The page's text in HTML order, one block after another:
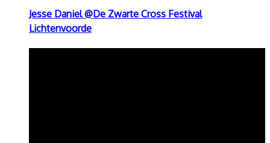
Jesse Daniel @De Zwarte Cross Festival
Lichtenvoorde